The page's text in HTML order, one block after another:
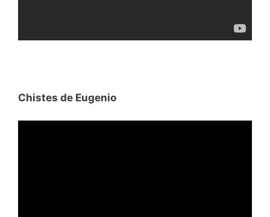
Chistes de Eugenio